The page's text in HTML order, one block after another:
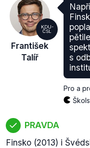
KDU-
ČSL
František
Talíř
s
Pro a
PRAVDA
Finsko (2013) i